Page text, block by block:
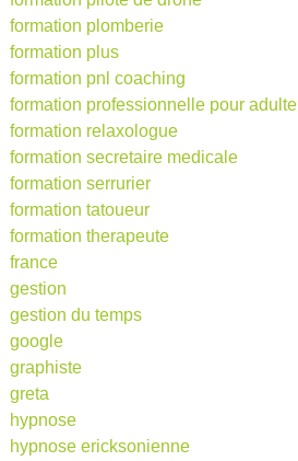
formation plomberie
formation plus
formation pnl coaching
formation professionnelle pour adulte
formation relaxologue
formation secretaire medicale
formation serrurier
formation tatoueur
formation therapeute
france
gestion
gestion du temps
google
graphiste
greta
hypnose
hypnose ericksonienne